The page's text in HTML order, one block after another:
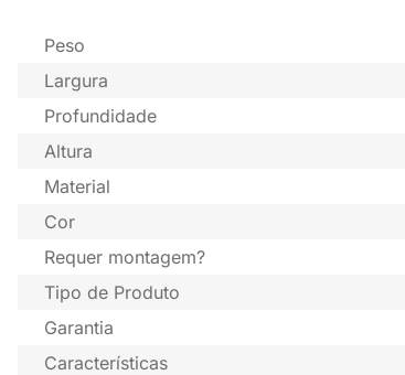
Peso
Largura
Profundidade
Altura
Material
Cor
Requer montagem?
Tipo de Produto
Garantia
Características